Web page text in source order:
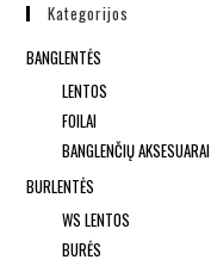
Kategorijos
BANGLENTĖS
LENTOS
FOILAI
BANGLENČIŲ AKSESUARAI
BURLENTĖS
WS LENTOS
BURĖS